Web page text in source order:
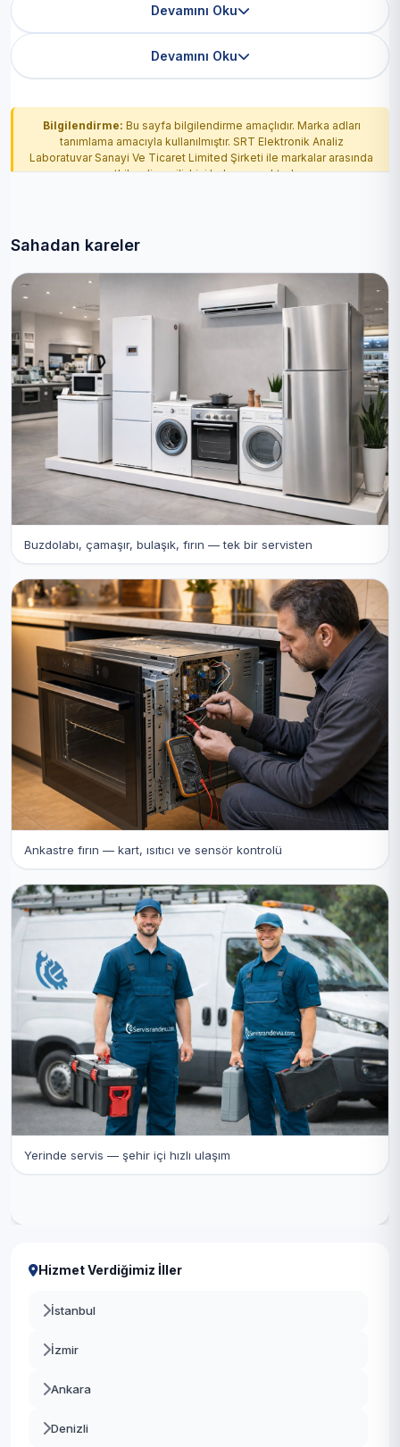
Devamını Oku
Devamını Oku
Bilgilendirme: Bu sayfa bilgilendirme amaçlıdır. Marka adları
tanımlama amacıyla kullanılmıştır. SRT Elektronik Analiz
Laboratuvar Sanayi Ve Ticaret Limited Şirketi ile markalar arasında
yetkilendirme ilişkisi bulunmamaktadır.
Sahadan kareler
Buzdolabı, çamaşır, bulaşık, fırın — tek bir servisten
Ankastre fırın — kart, ısıtıcı ve sensör kontrolü
Yerinde servis — şehir içi hızlı ulaşım
Hizmet Verdiğimiz İller
İstanbul
İzmir
Ankara
Denizli